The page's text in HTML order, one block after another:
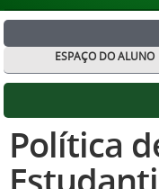
ESPAÇO DO ALUNO
Política